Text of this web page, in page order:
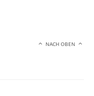
NACH OBEN